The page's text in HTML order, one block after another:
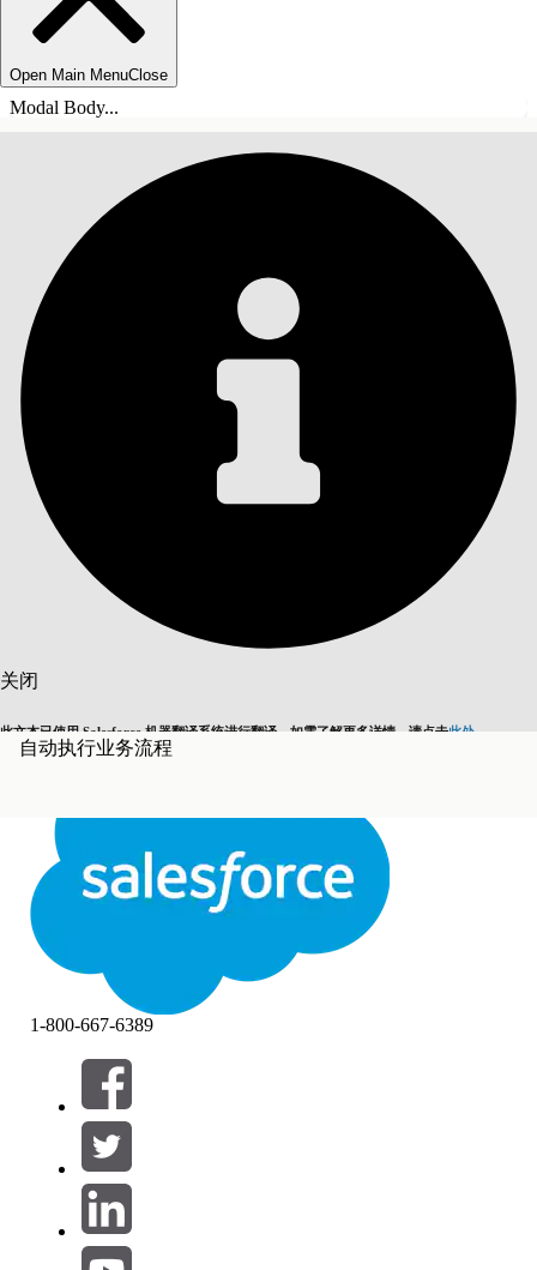
Open Main MenuClose
Modal Body...
关闭
此文本已使用 Salesforce 机器翻译系统进行翻译。如需了解更多详情，请点击此处
切换为英语 而非现在
关闭关闭
自动执行业务流程
目录
筛选器 (0)
选择筛选器
产品区域
1-800-667-6389